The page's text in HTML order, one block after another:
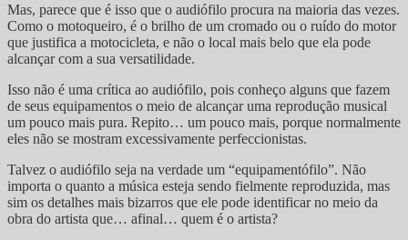
Mas, parece que é isso que o audiófilo procura na maioria das vezes.
Como o motoqueiro, é o brilho de um cromado ou o ruído do motor
que justifica a motocicleta, e não o local mais belo que ela pode
alcançar com a sua versatilidade.
Isso não é uma crítica ao audiófilo, pois conheço alguns que fazem
de seus equipamentos o meio de alcançar uma reprodução musical
um pouco mais pura. Repito… um pouco mais, porque normalmente
eles não se mostram excessivamente perfeccionistas.
Talvez o audiófilo seja na verdade um “equipamentófilo”. Não
importa o quanto a música esteja sendo fielmente reproduzida, mas
sim os detalhes mais bizarros que ele pode identificar no meio da
obra do artista que… afinal… quem é o artista?